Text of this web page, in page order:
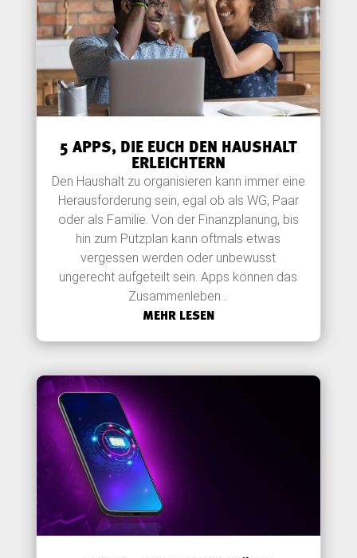
5 APPS, DIE EUCH DEN HAUSHALT
ERLEICHTERN
Den Haushalt zu organisieren kann immer eine
Herausforderung sein, egal ob als WG, Paar
oder als Familie. Von der Finanzplanung, bis
hin zum Putzplan kann oftmals etwas
vergessen werden oder unbewusst
ungerecht aufgeteilt sein. Apps können das
Zusammenleben...
MEHR LESEN